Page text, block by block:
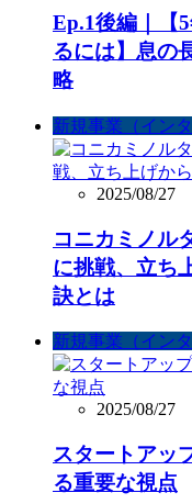
Ep.1後編｜【
るには】息の
略
新規事業（インタ
2025/08/27
コニカミノル
に挑戦、立ち
訣とは
新規事業（インタ
2025/08/27
スタートアッ
る重要な視点